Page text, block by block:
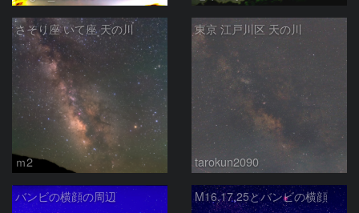
さそり座 いて座 天の川
ｍ2
東京 江戸川区 天の川
tarokun2090
バンビの横顔の周辺 M16,17,25とバンビの横顔